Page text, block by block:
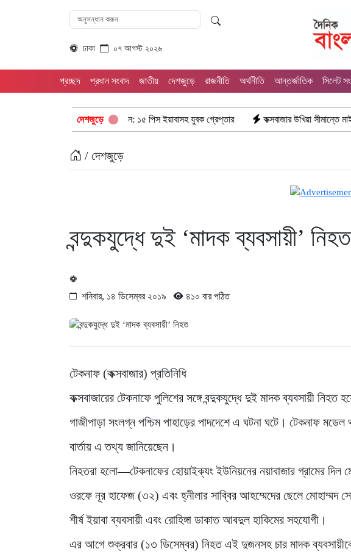
ঢাকা ০৭ আগস্ট ২০২৬
প্রচ্ছদ প্রধান সংবাদ জাতীয় দেশজুড়ে রাজনীতি অর্থনীতি আন্তর্জাতিক সিলেট
দেশজুড়ে
রামগড় পুলিশের অভিযানে: ১৫ পিস ইয়াবাসহ যুবক গ্রেপ্তার কক্সবাজার উখিয়া সীমান্তে মাইন
/ দেশজুড়ে
বন্দুকযুদ্ধে দুই ‘মাদক ব্যবসায়ী’ নিহত
শনিবার, ১৪ ডিসেম্বর ২০১৯ ৪১০ বার পঠিত
টেকনাফ (কক্সবাজার) প্রতিনিধি
কক্সবাজারের টেকনাফে পুলিশের সঙ্গে বন্দুকযুদ্ধে দুই মাদক ব্যবসায়ী নিহত
গাজীপাড়া সংলগ্ন পশ্চিম পাহাড়ের পাদদেশে এ ঘটনা ঘটে। টেকনাফ
বার্তায় এ তথ্য জানিয়েছেন।
নিহতরা হলো—টেকনাফের হোয়াইক্যং ইউনিয়নের নয়াবাজার গ্রামের দিল
ওরফে নূর হাফেজ (৩২) এবং হ্নীলার সাব্বির আহম্মেদের ছেলে মোহাম্মদ
শীর্ষ ইয়াবা ব্যবসায়ী এবং রোহিঙ্গা ডাকাত আবদুল হাকিমের সহযোগী।
এর আগে শুক্রবার (১৩ ডিসেম্বর) নিহত এই দুজনসহ চার মাদক